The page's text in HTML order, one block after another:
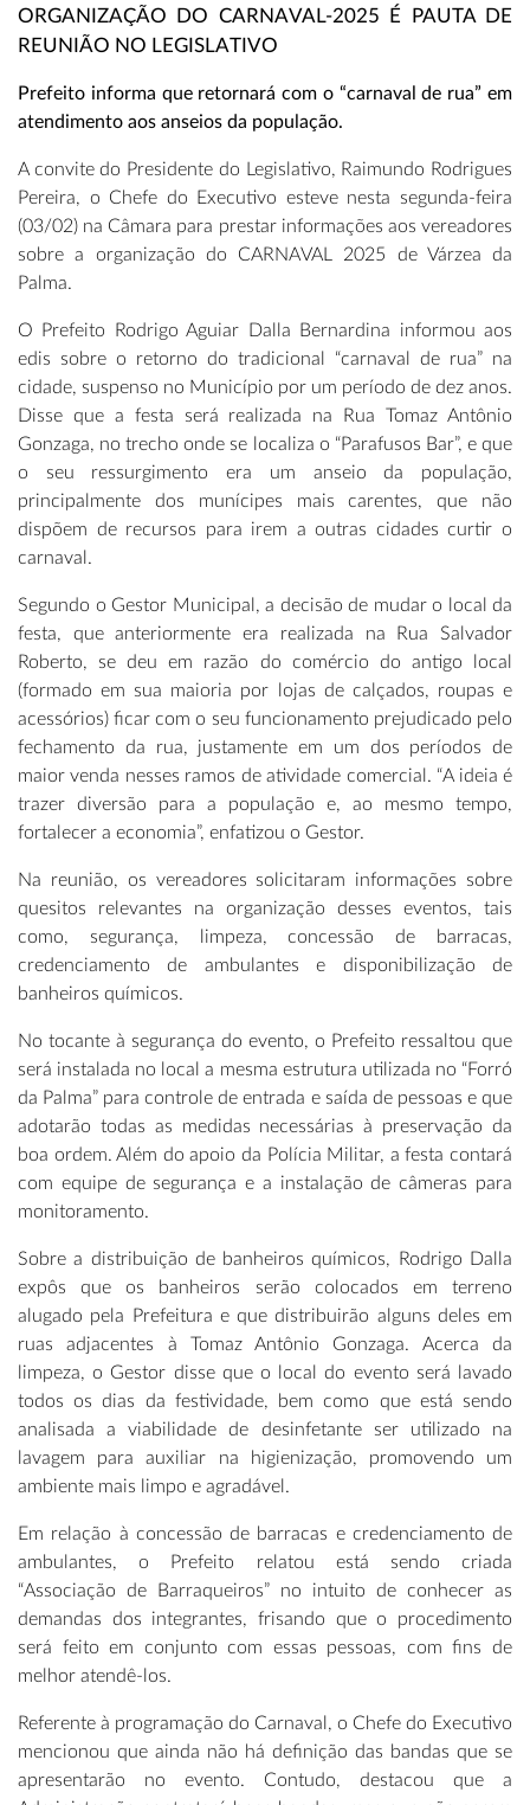
ORGANIZAÇÃO DO CARNAVAL-2025 É PAUTA DE
REUNIÃO NO LEGISLATIVO
Prefeito informa que retornará com o “carnaval de rua” em
atendimento aos anseios da população.
A convite do Presidente do Legislativo, Raimundo Rodrigues
Pereira, o Chefe do Executivo esteve nesta segunda-feira
(03/02) na Câmara para prestar informações aos vereadores
sobre a organização do CARNAVAL 2025 de Várzea da
Palma.
O Prefeito Rodrigo Aguiar Dalla Bernardina informou aos
edis sobre o retorno do tradicional “carnaval de rua” na
cidade, suspenso no Município por um período de dez anos.
Disse que a festa será realizada na Rua Tomaz Antônio
Gonzaga, no trecho onde se localiza o “Parafusos Bar”, e que
o seu ressurgimento era um anseio da população,
principalmente dos munícipes mais carentes, que não
dispõem de recursos para irem a outras cidades curtir o
carnaval.
Segundo o Gestor Municipal, a decisão de mudar o local da
festa, que anteriormente era realizada na Rua Salvador
Roberto, se deu em razão do comércio do antigo local
(formado em sua maioria por lojas de calçados, roupas e
acessórios) ficar com o seu funcionamento prejudicado pelo
fechamento da rua, justamente em um dos períodos de
maior venda nesses ramos de atividade comercial. “A ideia é
trazer diversão para a população e, ao mesmo tempo,
fortalecer a economia”, enfatizou o Gestor.
Na reunião, os vereadores solicitaram informações sobre
quesitos relevantes na organização desses eventos, tais
como, segurança, limpeza, concessão de barracas,
credenciamento de ambulantes e disponibilização de
banheiros químicos.
No tocante à segurança do evento, o Prefeito ressaltou que
será instalada no local a mesma estrutura utilizada no “Forró
da Palma” para controle de entrada e saída de pessoas e que
adotarão todas as medidas necessárias à preservação da
boa ordem. Além do apoio da Polícia Militar, a festa contará
com equipe de segurança e a instalação de câmeras para
monitoramento.
Sobre a distribuição de banheiros químicos, Rodrigo Dalla
expôs que os banheiros serão colocados em terreno
alugado pela Prefeitura e que distribuirão alguns deles em
ruas adjacentes à Tomaz Antônio Gonzaga. Acerca da
limpeza, o Gestor disse que o local do evento será lavado
todos os dias da festividade, bem como que está sendo
analisada a viabilidade de desinfetante ser utilizado na
lavagem para auxiliar na higienização, promovendo um
ambiente mais limpo e agradável.
Em relação à concessão de barracas e credenciamento de
ambulantes, o Prefeito relatou está sendo criada
“Associação de Barraqueiros” no intuito de conhecer as
demandas dos integrantes, frisando que o procedimento
será feito em conjunto com essas pessoas, com fins de
melhor atendê-los.
Referente à programação do Carnaval, o Chefe do Executivo
mencionou que ainda não há definição das bandas que se
apresentarão no evento. Contudo, destacou que a